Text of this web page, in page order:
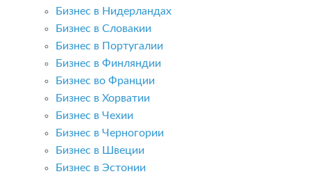
Бизнес в Нидерландах
Бизнес в Словакии
Бизнес в Португалии
Бизнес в Финляндии
Бизнес во Франции
Бизнес в Хорватии
Бизнес в Чехии
Бизнес в Черногории
Бизнес в Швеции
Бизнес в Эстонии